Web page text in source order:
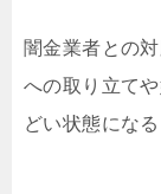
闇金業者との
への取り立て
どい状態になる